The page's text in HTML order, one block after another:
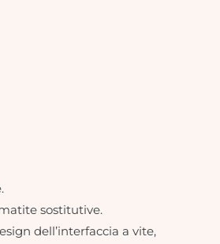
sostitutive.
dell’interfaccia a vite,